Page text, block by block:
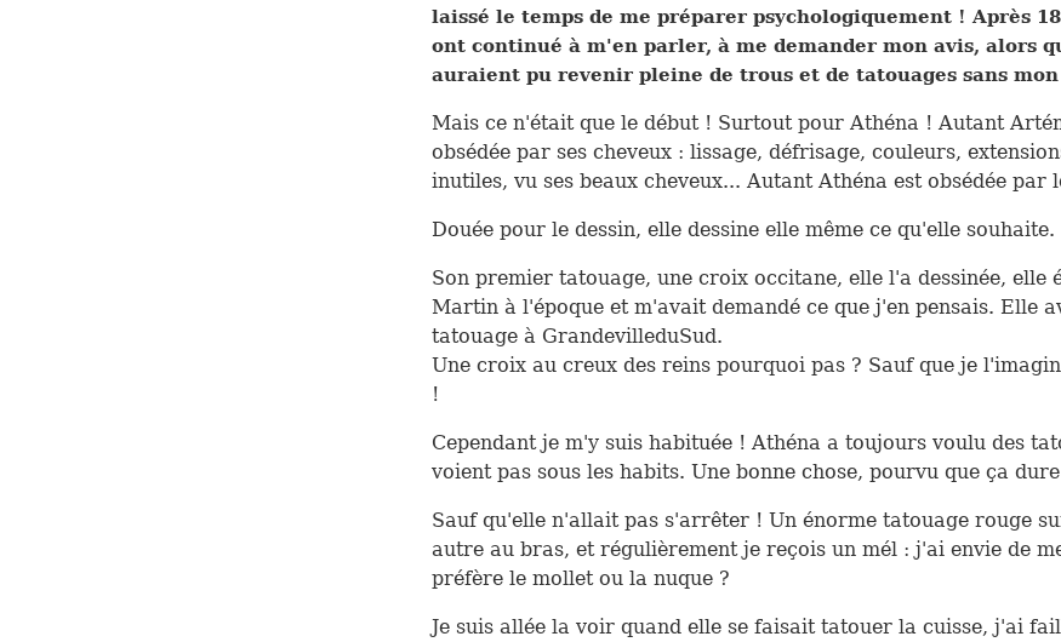
laissé le temps de me préparer psychologiquement ! Après
ont continué à m'en parler, à me demander mon avis, alors
auraient pu revenir pleine de trous et de tatouages sans mon
Mais ce n'était que le début ! Surtout pour Athéna ! Autant
obsédée par ses cheveux : lissage, défrisage, couleurs,
inutiles, vu ses beaux cheveux... Autant Athéna est obsédée par
Douée pour le dessin, elle dessine elle même ce qu'elle souhaite.
Son premier tatouage, une croix occitane, elle l'a dessinée, elle
Martin à l'époque et m'avait demandé ce que j'en pensais. Elle
tatouage à GrandevilleduSud.
Une croix au creux des reins pourquoi pas ? Sauf que je
!
Cependant je m'y suis habituée ! Athéna a toujours voulu des
voient pas sous les habits. Une bonne chose, pourvu que ça
Sauf qu'elle n'allait pas s'arrêter ! Un énorme tatouage rouge
autre au bras, et régulièrement je reçois un mél : j'ai envie de
préfère le mollet ou la nuque ?
Je suis allée la voir quand elle se faisait tatouer la cuisse, j'ai